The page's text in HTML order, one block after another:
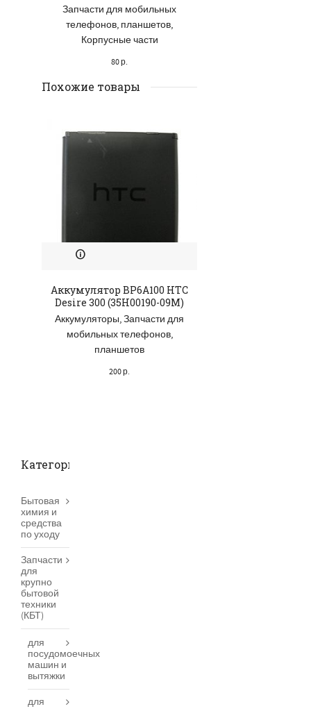
Запчасти для мобильных
телефонов, планшетов,
Корпусные части
80р.
Похожие товары
Аккумулятор BP6A100 HTC
Desire 300 (35H00190-09M)
Аккумуляторы,Запчасти для
мобильных телефонов,
планшетов
200р.
Категории товаров
Бытовая
химия и
средства
по уходу
Запчасти
для
крупно
бытовой
техники
(КБТ)
для
посудомоечных
машин и
вытяжки
для